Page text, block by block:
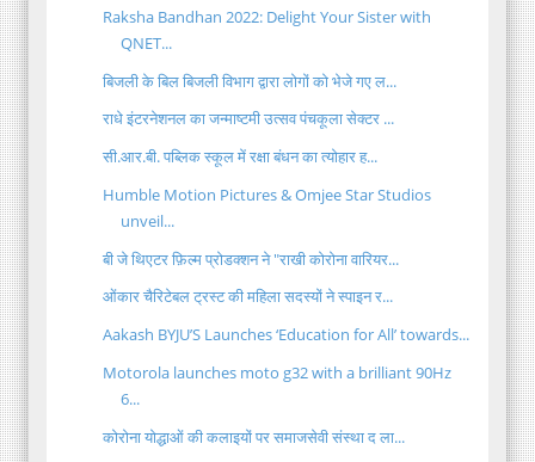
Raksha Bandhan 2022: Delight Your Sister with
QNET...
बिजली के बिल बिजली विभाग द्वारा लोगों को भेजे गए ल...
राधे इंटरनेशनल का जन्माष्टमी उत्सव पंचकूला सेक्टर ...
सी.आर.बी. पब्लिक स्कूल में रक्षा बंधन का त्योहार ह...
Humble Motion Pictures & Omjee Star Studios
unveil...
बी जे थिएटर फ़िल्म प्रोडक्शन ने "राखी कोरोना वारियर...
ओंकार चैरिटेबल ट्रस्ट की महिला सदस्यों ने स्पाइन र...
Aakash BYJU’S Launches ‘Education for All’ towards...
Motorola launches moto g32 with a brilliant 90Hz
6...
कोरोना योद्धाओं की कलाइयों पर समाजसेवी संस्था द ला...